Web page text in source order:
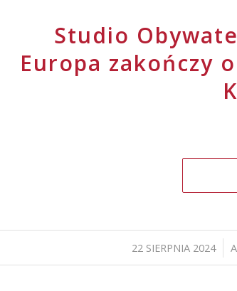
Studio
Europa zakończy
22 SIERPNIA 2024
/